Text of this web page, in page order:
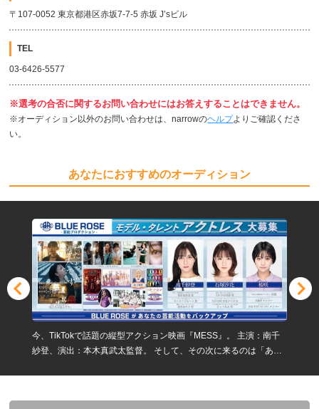
〒107-0052 東京都港区赤坂7-7-5 赤坂 J’sビル
TEL
03-6426-5577
※選考の合否に関するお問い合わせにはお答えすることはできません。
※オーディション以外のお問い合わせは、narrowのヘルプよりご確認くださ
い。
あなたにおすすめのオーディション
今、TikTokで話題の縦型アクション映画『MESS』。 主演：南千
紗登、演出：本木真武太監督。 そして、その次に来るのは「あな